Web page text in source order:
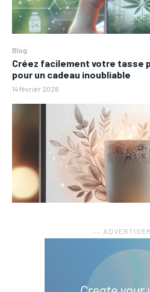
Blog
Créez facilement votre tasse
pour un cadeau inoubliable
14 février 2026
―